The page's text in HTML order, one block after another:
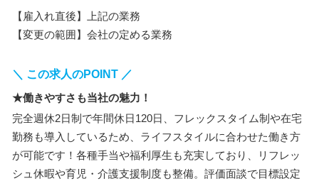
【雇入れ直後】上記の業務
【変更の範囲】会社の定める業務
＼ この求人のPOINT ／
★働きやすさも当社の魅力！
完全週休2日制で年間休日120日、フレックスタイム制や在宅
勤務も導入しているため、ライフスタイルに合わせた働き方
が可能です！各種手当や福利厚生も充実しており、リフレッ
シュ休暇や育児・介護支援制度も整備。評価面談で目標設定